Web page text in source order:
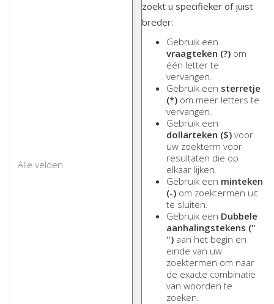
zoekt u specifieker of juist
breder:
Gebruik een
vraagteken (?) om
één letter te
vervangen.
Gebruik een sterretje
(*) om meer letters te
vervangen.
Gebruik een
dollarteken ($) voor
uw zoekterm voor
resultaten die op
elkaar lijken.
Gebruik een minteken
(-) om zoektermen uit
te sluiten.
Gebruik een Dubbele
aanhalingstekens ("
") aan het begin en
einde van uw
zoektermen om naar
de exacte combinatie
van woorden te
zoeken.